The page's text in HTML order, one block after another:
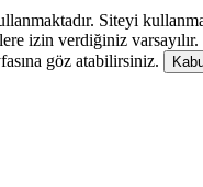
Siteyi
izin verdiğiniz
göz atabilirsiniz.